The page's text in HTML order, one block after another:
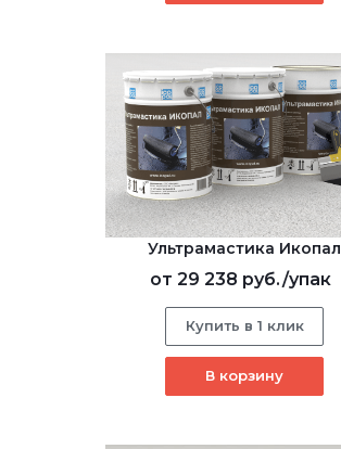
Ультрамастика Икопал
от 29 238 руб./упак
Купить в 1 клик
В корзину